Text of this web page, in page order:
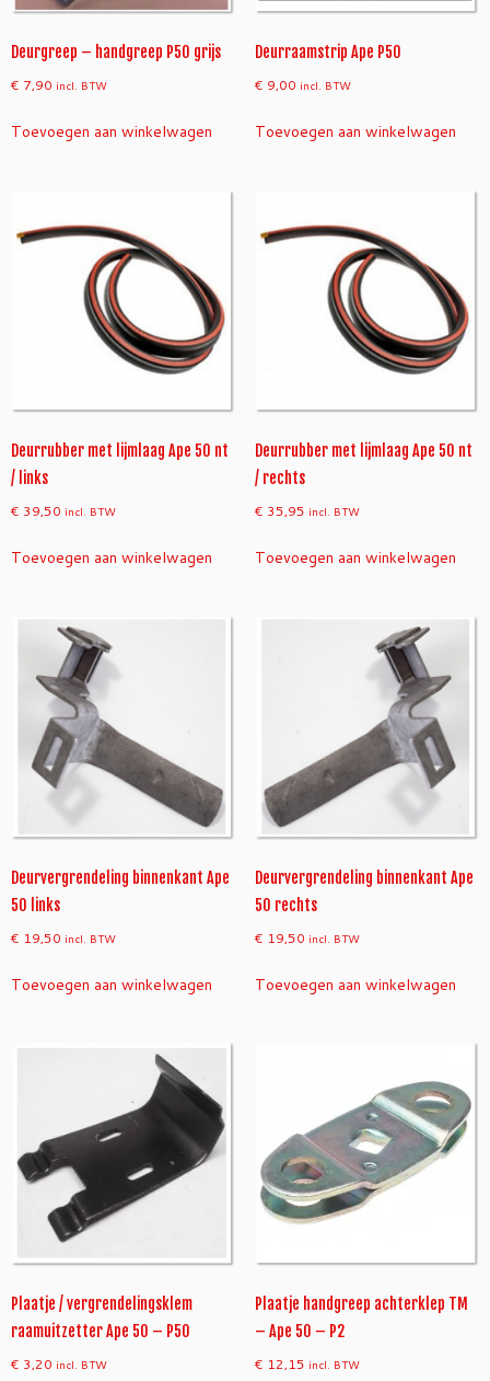
Deurgreep – handgreep P50 grijs
€ 7,90 incl. BTW
Toevoegen aan winkelwagen
Deurraamstrip Ape P50
€ 9,00 incl. BTW
Toevoegen aan winkelwagen
Deurrubber met lijmlaag Ape 50 nt
/ links
€ 39,50 incl. BTW
Toevoegen aan winkelwagen
Deurrubber met lijmlaag Ape 50 nt
/ rechts
€ 35,95 incl. BTW
Toevoegen aan winkelwagen
Deurvergrendeling binnenkant Ape
50 links
€ 19,50 incl. BTW
Toevoegen aan winkelwagen
Deurvergrendeling binnenkant Ape
50 rechts
€ 19,50 incl. BTW
Toevoegen aan winkelwagen
Plaatje / vergrendelingsklem
raamuitzetter Ape 50 – P50
€ 3,20 incl. BTW
Plaatje handgreep achterklep TM
– Ape 50 – P2
€ 12,15 incl. BTW